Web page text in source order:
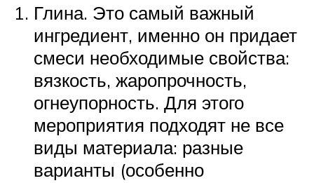
Глина. Это самый важный
ингредиент, именно он придает
смеси необходимые свойства:
вязкость, жаропрочность,
огнеупорность. Для этого
мероприятия подходят не все
виды материала: разные
варианты (особенно